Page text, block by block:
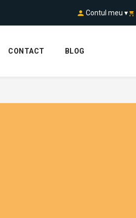
Contul meu ▾
CONTACT BLOG